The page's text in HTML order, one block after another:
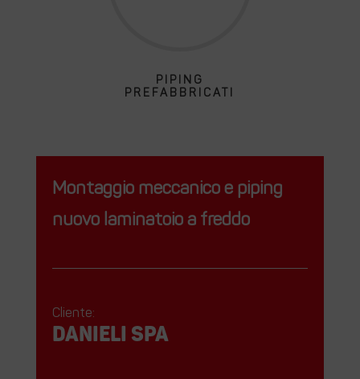
PIPING
PREFABBRICATI
Montaggio meccanico e piping
nuovo laminatoio a freddo
Cliente:
DANIELI Spa